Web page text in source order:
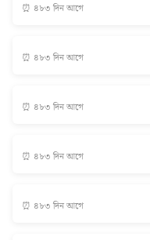
⏰ ৪৮৩ দিন আগে
⏰ ৪৮৩ দিন আগে
⏰ ৪৮৩ দিন আগে
⏰ ৪৮৩ দিন আগে
⏰ ৪৮৩ দিন আগে